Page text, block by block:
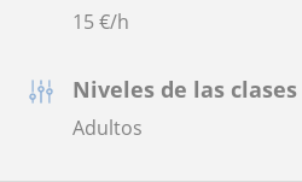
15€/h
Niveles de las clases
Adultos